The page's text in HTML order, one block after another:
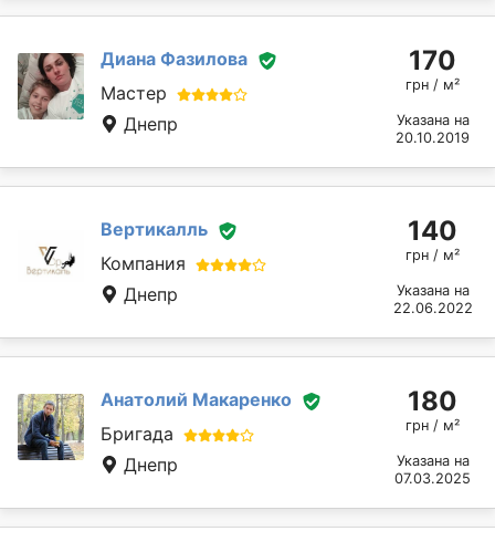
Диана Фазилова
Мастер
Днепр
170
грн / м²
Указана на
20.10.2019
Вертикалль
Компания
Днепр
140
грн / м²
Указана на
22.06.2022
Анатолий Макаренко
Бригада
Днепр
180
грн / м²
Указана на
07.03.2025